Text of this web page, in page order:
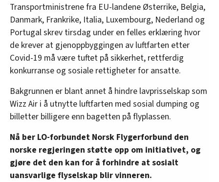
Transportministrene fra EU-landene Østerrike, Belgia,
Danmark, Frankrike, Italia, Luxembourg, Nederland og
Portugal skrev tirsdag under en felles erklæring hvor
de krever at gjenoppbyggingen av luftfarten etter
Covid-19 må være tuftet på sikkerhet, rettferdig
konkurranse og sosiale rettigheter for ansatte.
Bakgrunnen er blant annet å hindre lavprisselskap som
Wizz Air i å utnytte luftfarten med sosial dumping og
billetter billigere enn bagetten på flyplassen.
Nå ber LO-forbundet Norsk Flygerforbund den
norske regjeringen støtte opp om initiativet, og
gjøre det den kan for å forhindre at sosialt
uansvarlige flyselskap blir vinneren.